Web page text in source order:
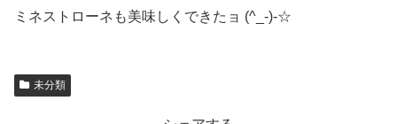
ミネストローネも美味しくできたョ (^_-)-☆
未分類